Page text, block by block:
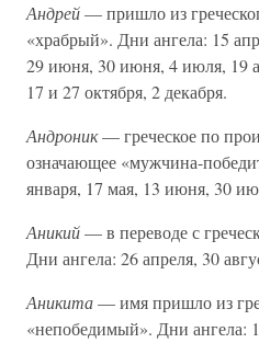
Андрей— пришло из
«храбрый». Дни ангела: 15
29 июня, 30 июня, 4 июля, 19
17 и 27 октября, 2 декабря.
Андроник— греческое по
означающее «мужчина-
января, 17 мая, 13 июня, 30
Аникий— в переводе с
Дни ангела: 26 апреля, 30
Аникита— имя пришло из
«непобедимый». Дни ангела: